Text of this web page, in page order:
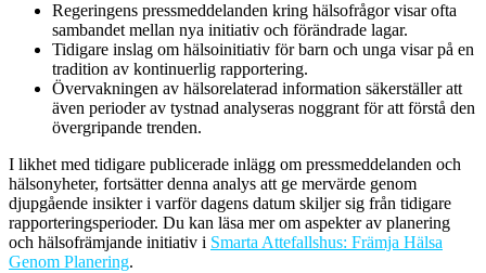
Regeringens pressmeddelanden kring hälsofrågor visar ofta
sambandet mellan nya initiativ och förändrade lagar.
Tidigare inslag om hälsoinitiativ för barn och unga visar på en
tradition av kontinuerlig rapportering.
Övervakningen av hälsorelaterad information säkerställer att
även perioder av tystnad analyseras noggrant för att förstå den
övergripande trenden.
I likhet med tidigare publicerade inlägg om pressmeddelanden och
hälsonyheter, fortsätter denna analys att ge mervärde genom
djupgående insikter i varför dagens datum skiljer sig från tidigare
rapporteringsperioder. Du kan läsa mer om aspekter av planering
och hälsofrämjande initiativ i Smarta Attefallshus: Främja Hälsa
Genom Planering.